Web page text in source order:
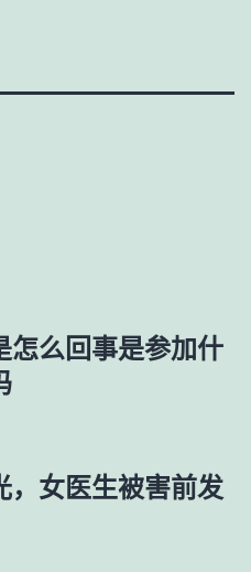
怎么回事是参加什
，女医生被害前发